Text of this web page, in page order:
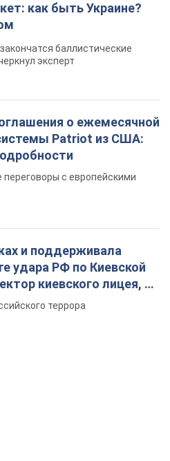
как быть Украине?
баллистические
эксперт
о ежемесячной
Patriot из США:
с европейскими
и поддерживала
удара РФ по Киевской
киевского лицея, её
террора